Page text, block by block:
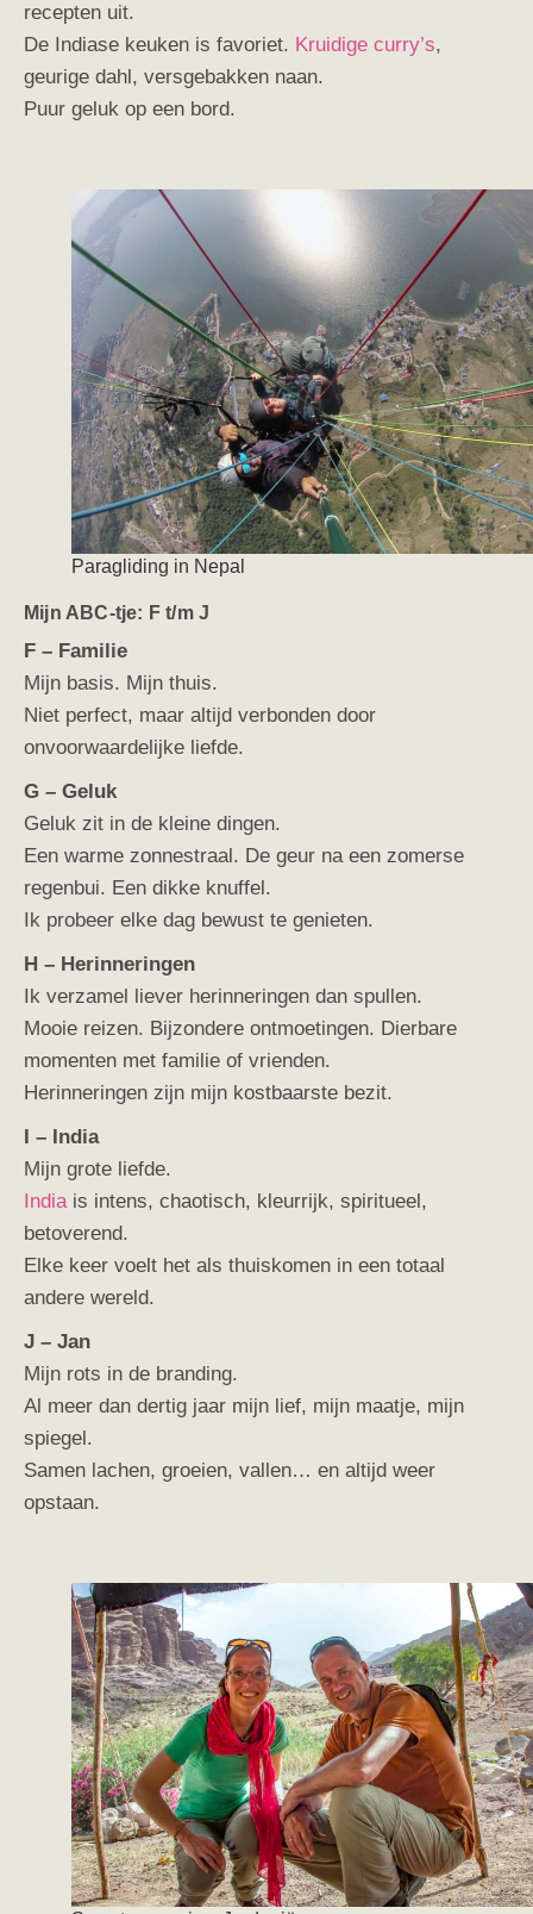
recepten uit.
De Indiase keuken is favoriet. Kruidige curry’s,
geurige dahl, versgebakken naan.
Puur geluk op een bord.
Paragliding in Nepal
Mijn ABC-tje: F t/m J
F – Familie
Mijn basis. Mijn thuis.
Niet perfect, maar altijd verbonden door
onvoorwaardelijke liefde.
G – Geluk
Geluk zit in de kleine dingen.
Een warme zonnestraal. De geur na een zomerse
regenbui. Een dikke knuffel.
Ik probeer elke dag bewust te genieten.
H – Herinneringen
Ik verzamel liever herinneringen dan spullen.
Mooie reizen. Bijzondere ontmoetingen. Dierbare
momenten met familie of vrienden.
Herinneringen zijn mijn kostbaarste bezit.
I – India
Mijn grote liefde.
Indiais intens, chaotisch, kleurrijk, spiritueel,
betoverend.
Elke keer voelt het als thuiskomen in een totaal
andere wereld.
J – Jan
Mijn rots in de branding.
Al meer dan dertig jaar mijn lief, mijn maatje, mijn
spiegel.
Samen lachen, groeien, vallen… en altijd weer
opstaan.